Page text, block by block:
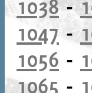
1038-
1047 -
1056 -
1065 -